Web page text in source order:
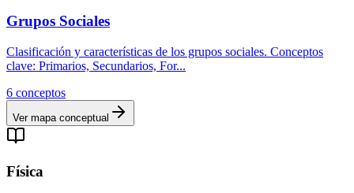
Grupos Sociales
Clasificación y características de los grupos sociales. Conceptos
clave: Primarios, Secundarios, For...
6 conceptos
Ver mapa conceptual
Física